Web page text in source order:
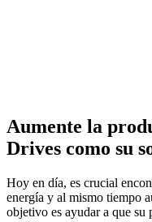
Aumente la
Drives como su
Hoy en día, es crucial
energía y al mismo tiempo
objetivo es ayudar a que su